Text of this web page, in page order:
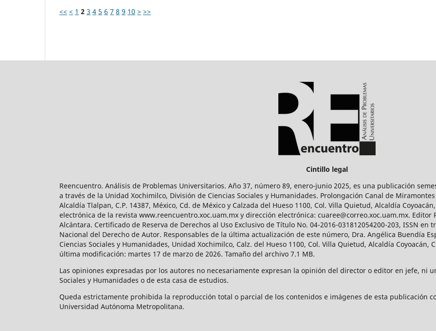
<< < 1 2 3 4 5 6 7 8 9 10 > >>
Cintillo legal
Reencuentro. Análisis de Problemas Universitarios. Año 37, número 89, enero-junio 2025, es una publicación
a través de la Unidad Xochimilco, División de Ciencias Sociales y Humanidades. Prolongación Canal de Miramontes
Alcaldía Tlalpan, C.P. 14387, México, Cd. de México y Calzada del Hueso 1100, Col. Villa Quietud, Alcaldía
electrónica de la revista www.reencuentro.xoc.uam.mx y dirección electrónica: cuaree@correo.xoc.uam.mx. Editor
Alcántara. Certificado de Reserva de Derechos al Uso Exclusivo de Título No. 04-2016-031812054200-203, ISSN
Nacional del Derecho de Autor. Responsables de la última actualización de este número, Dra. Angélica Buendía
Ciencias Sociales y Humanidades, Unidad Xochimilco, Calz. del Hueso 1100, Col. Villa Quietud, Alcaldía Coyoacán,
última modificación: martes 17 de marzo de 2026. Tamaño del archivo 7.1 MB.
Las opiniones expresadas por los autores no necesariamente expresan la opinión del director o editor en jefe, ni
Sociales y Humanidades o de esta casa de estudios.
Queda estrictamente prohibida la reproducción total o parcial de los contenidos e imágenes de esta publicación
Universidad Autónoma Metropolitana.